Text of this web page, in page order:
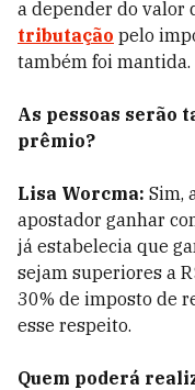
a depender do valor
tributação pelo
também foi mantida.
As pessoas serão
prêmio?
Lisa Worcma: Sim,
apostador ganhar
já estabelecia que
sejam superiores a
30% de imposto de
esse respeito.
Quem poderá